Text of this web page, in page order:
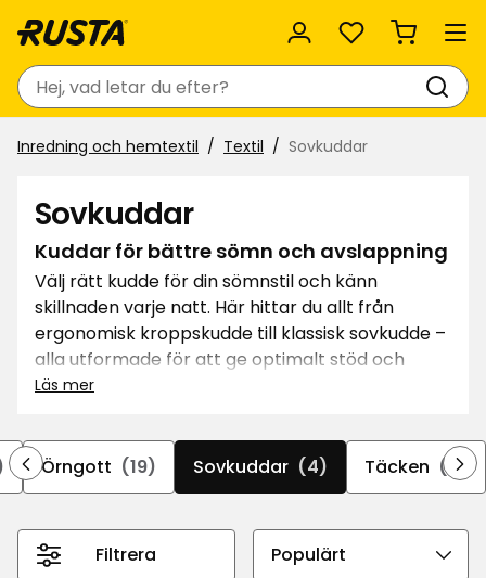
Favoriter
Sök
Inredning och hemtextil Textil Sovkuddar
Sovkuddar
Kuddar för bättre sömn och avslappning
Välj rätt kudde för din sömnstil och känn
skillnaden varje natt. Här hittar du allt från
ergonomisk kroppskudde till klassisk sovkudde –
alla utformade för att ge optimalt stöd och
komfort. Kombinera täcke och kudde för en
kudde till sovrummet eller myshörnan finns
alternativ för varje behov. Sov gott med rätt
stöd, natt efter natt.
Läs mer
Örngott (19) Sovkuddar (4) Täcken (2)
Filtrera
Välj